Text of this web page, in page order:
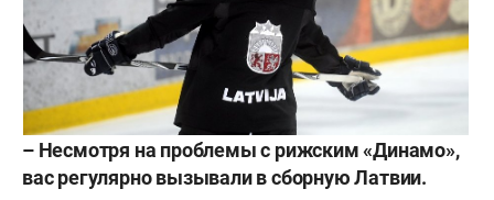
– Несмотря на проблемы с рижским «Динамо»,
вас регулярно вызывали в сборную Латвии.